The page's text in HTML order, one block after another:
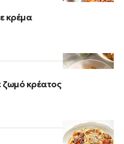
κρέμα
ζωμό κρέατος